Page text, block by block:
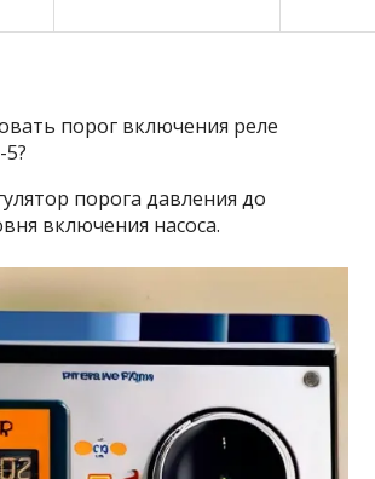
порог включения реле
порога давления до
включения насоса.